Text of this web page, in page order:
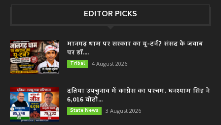
EDITOR PICKS
मानगढ़ धाम पर सरकार का यू-टर्न? संसद के जवाब
पर डॉ....
Tribal 4 August 2026
दतिया उपचुनाव में कांग्रेस का परचम, घनश्याम सिंह ने
6,016 वोटों...
State News 3 August 2026